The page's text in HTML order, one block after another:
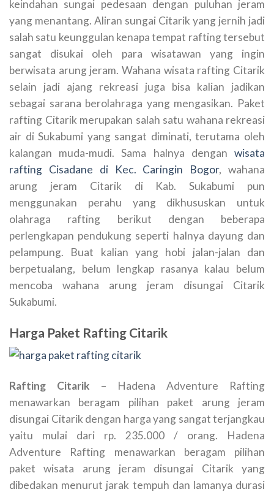
keindahan sungai pedesaan dengan puluhan jeram
yang menantang. Aliran sungai Citarik yang jernih jadi
salah satu keunggulan kenapa tempat rafting tersebut
sangat disukai oleh para wisatawan yang ingin
berwisata arung jeram. Wahana wisata rafting Citarik
selain jadi ajang rekreasi juga bisa kalian jadikan
sebagai sarana berolahraga yang mengasikan. Paket
rafting Citarik merupakan salah satu wahana rekreasi
air di Sukabumi yang sangat diminati, terutama oleh
kalangan muda-mudi. Sama halnya dengan wisata
rafting Cisadane di Kec. Caringin Bogor, wahana
arung jeram Citarik di Kab. Sukabumi pun
menggunakan perahu yang dikhususkan untuk
olahraga rafting berikut dengan beberapa
perlengkapan pendukung seperti halnya dayung dan
pelampung. Buat kalian yang hobi jalan-jalan dan
berpetualang, belum lengkap rasanya kalau belum
mencoba wahana arung jeram disungai Citarik
Sukabumi.
Harga Paket Rafting Citarik
Rafting Citarik – Hadena Adventure Rafting
menawarkan beragam pilihan paket arung jeram
disungai Citarik dengan harga yang sangat terjangkau
yaitu mulai dari rp. 235.000 / orang. Hadena
Adventure Rafting menawarkan beragam pilihan
paket wisata arung jeram disungai Citarik yang
dibedakan menurut jarak tempuh dan lamanya durasi